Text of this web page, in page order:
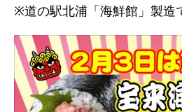
※道の駅北浦「海鮮館」製造